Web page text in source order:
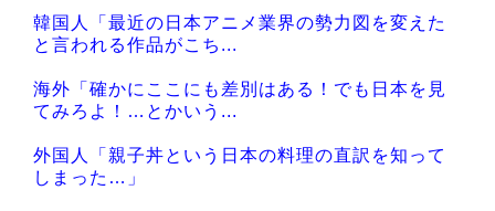
韓国人「最近の日本アニメ業界の勢力図を変えた
と言われる作品がこち...
海外「確かにここにも差別はある！でも日本を見
てみろよ！…とかいう...
外国人「親子丼という日本の料理の直訳を知って
しまった…」